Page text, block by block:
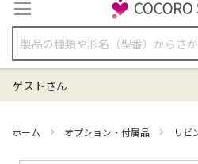
テ
ン
ツ
に
ス
キ
ッ
ゲストさん
ホーム オプション・付属品 リビ